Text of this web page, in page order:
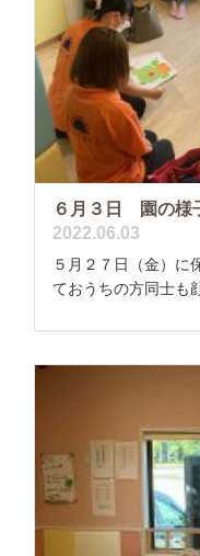
６月３日 園の様
2022.06.03
５月２７日（金）に
ておうちの方同士も